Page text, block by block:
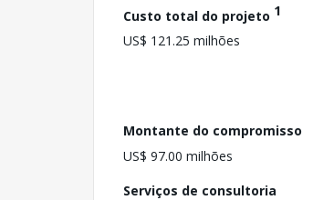
Custo total do projeto 1
US$ 121.25 milhões
Montante do compromisso
US$ 97.00 milhões
Serviços de consultoria